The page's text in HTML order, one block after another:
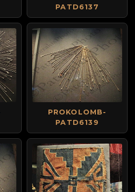
PATD6137
PROKOLOMB-
PATD6139